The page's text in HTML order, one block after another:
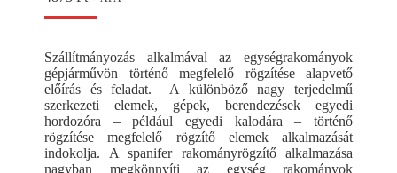
Szállítmányozás alkalmával az egységrakományok
gépjárművön történő megfelelő rögzítése alapvető
előírás és feladat. A különböző nagy terjedelmű
szerkezeti elemek, gépek, berendezések egyedi
hordozóra – például egyedi kalodára – történő
rögzítése megfelelő rögzítő elemek alkalmazását
indokolja. A spanifer rakományrögzítő alkalmazása
nagyban megkönnyíti az egység rakományok